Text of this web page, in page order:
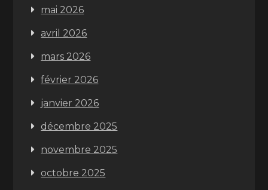
mai 2026
avril 2026
mars 2026
février 2026
janvier 2026
décembre 2025
novembre 2025
octobre 2025